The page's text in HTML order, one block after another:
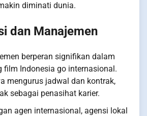
diminati dunia.
dan Manajemen
berperan signifikan dalam
film Indonesia go internasional.
mengurus jadwal dan kontrak,
sebagai penasihat karier.
agen internasional, agensi lokal